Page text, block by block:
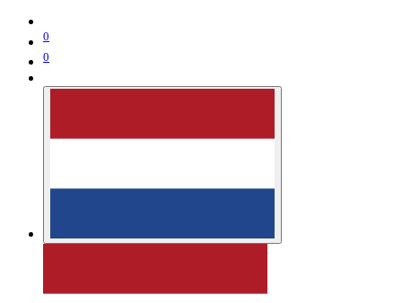
0
0